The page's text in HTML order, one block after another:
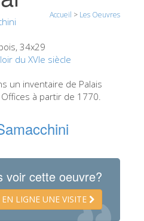
Galerie
Musées
national du Bargello
Accueil > Les Oeuvres
34x29
du XVIe siècle
un inventaire de Palais
à partir de 1770.
voir cette oeuvre?
EN LIGNE UNE VISITE